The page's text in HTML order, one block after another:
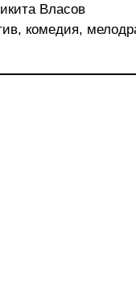
Власов
комедия,